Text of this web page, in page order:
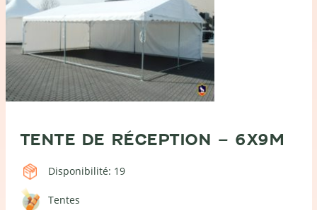
TENTE DE RÉCEPTION – 6X9M
Disponibilité: 19
Tentes